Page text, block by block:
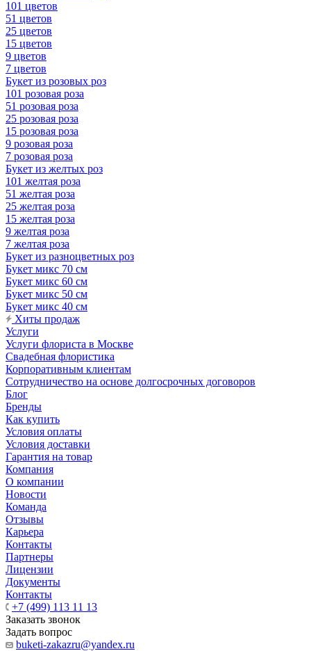
101 цветов
51 цветов
25 цветов
15 цветов
9 цветов
7 цветов
Букет из розовых роз
101 розовая роза
51 розовая роза
25 розовая роза
15 розовая роза
9 розовая роза
7 розовая роза
Букет из желтых роз
101 желтая роза
51 желтая роза
25 желтая роза
15 желтая роза
9 желтая роза
7 желтая роза
Букет из разноцветных роз
Букет микс 70 см
Букет микс 60 см
Букет микс 50 см
Букет микс 40 см
Хиты продаж
Услуги
Услуги флориста в Москве
Свадебная флористика
Корпоративным клиентам
Сотрудничество на основе долгосрочных договоров
Блог
Бренды
Как купить
Условия оплаты
Условия доставки
Гарантия на товар
Компания
О компании
Новости
Команда
Отзывы
Карьера
Контакты
Партнеры
Лицензии
Документы
Контакты
+7 (499) 113 11 13
Заказать звонок
Задать вопрос
buketi-zakazru@yandex.ru